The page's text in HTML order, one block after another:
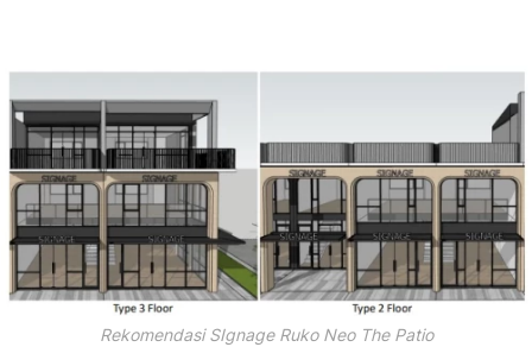
Rekomendasi SIgnage Ruko Neo The Patio